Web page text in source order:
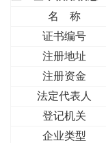
名 称
证书编号
注册地址
注册资金
法定代表人
登记机关
企业类型